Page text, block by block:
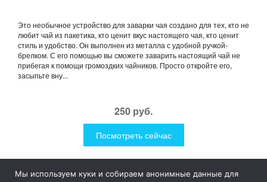
Это необычное устройство для заварки чая создано для тех, кто не
любит чай из пакетика, кто ценит вкус настоящего чая, кто ценит
стиль и удобство. Он выполнен из металла с удобной ручкой-
брелком. С его помощью вы сможете заварить настоящий чай не
прибегая к помощи громоздких чайников. Просто откройте его,
засыпьте вну...
250 руб.
Посмотреть сейчас
1Like
Мы используем куки и собираем анонимные данные для